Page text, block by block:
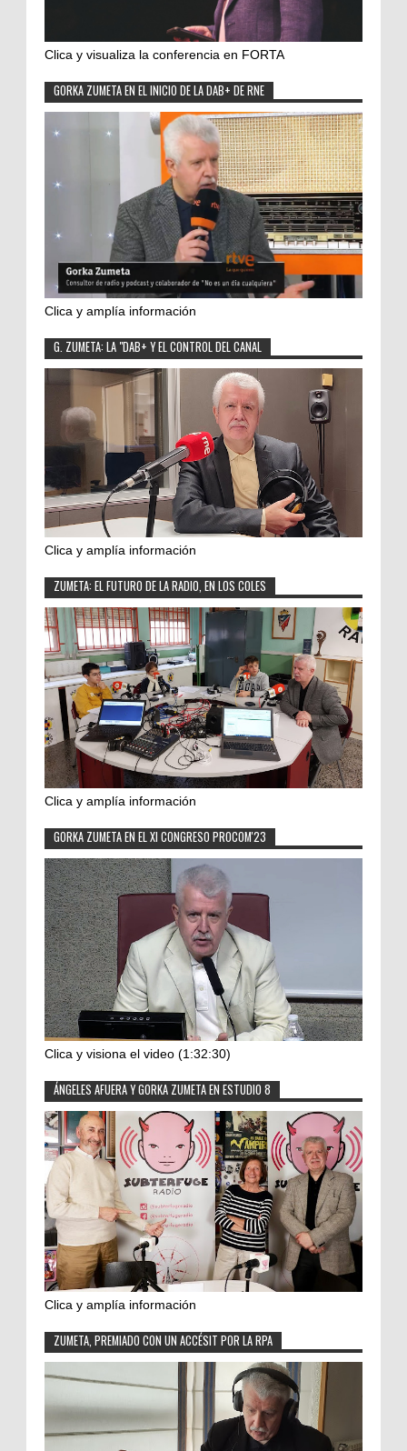
Clica y visualiza la conferencia en FORTA
GORKA ZUMETA EN EL INICIO DE LA DAB+ DE RNE
Clica y amplía información
G. ZUMETA: LA "DAB+ Y EL CONTROL DEL CANAL
Clica y amplía información
ZUMETA: EL FUTURO DE LA RADIO, EN LOS COLES
Clica y amplía información
GORKA ZUMETA EN EL XI CONGRESO PROCOM'23
Clica y visiona el video (1:32:30)
ÁNGELES AFUERA Y GORKA ZUMETA EN ESTUDIO 8
Clica y amplía información
ZUMETA, PREMIADO CON UN ACCÉSIT POR LA RPA